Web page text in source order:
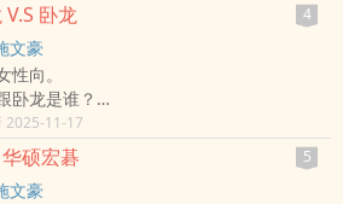
V.S 卧龙 4
文豪
性向。
卧龙是谁？
小说：黑暗来临，你却不帮
2025-11-17
硕宏碁 5
文豪